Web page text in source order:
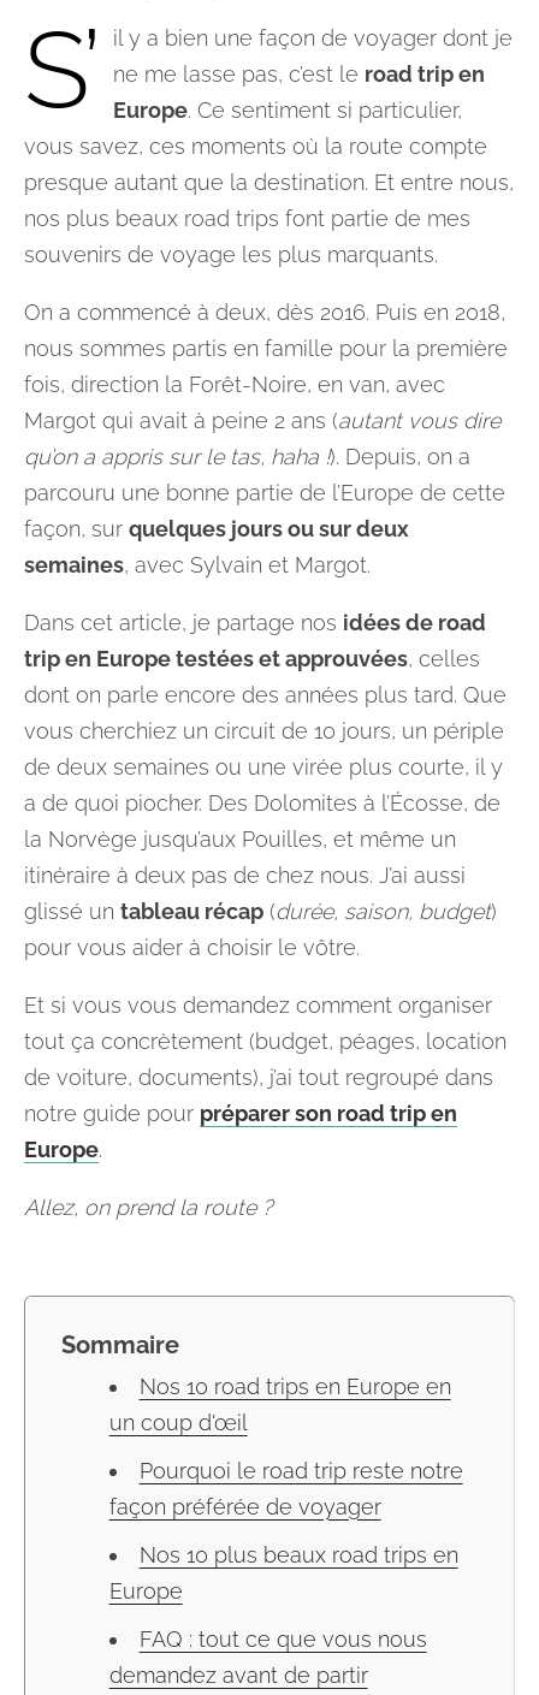
S’
il y a bien une façon de voyager dont je
ne me lasse pas, c’est le road trip en
Europe. Ce sentiment si particulier,
vous savez, ces moments où la route compte
presque autant que la destination. Et entre nous,
nos plus beaux road trips font partie de mes
souvenirs de voyage les plus marquants.
On a commencé à deux, dès 2016. Puis en 2018,
nous sommes partis en famille pour la première
fois, direction la Forêt-Noire, en van, avec
Margot qui avait à peine 2 ans (autant vous dire
qu’on a appris sur le tas, haha !). Depuis, on a
parcouru une bonne partie de l’Europe de cette
façon, sur quelques jours ou sur deux
semaines, avec Sylvain et Margot.
Dans cet article, je partage nos idées de road
trip en Europe testées et approuvées, celles
dont on parle encore des années plus tard. Que
vous cherchiez un circuit de 10 jours, un périple
de deux semaines ou une virée plus courte, il y
a de quoi piocher. Des Dolomites à l’Écosse, de
la Norvège jusqu’aux Pouilles, et même un
itinéraire à deux pas de chez nous. J’ai aussi
glissé un tableau récap (durée, saison, budget)
pour vous aider à choisir le vôtre.
Et si vous vous demandez comment organiser
tout ça concrètement (budget, péages, location
de voiture, documents), j’ai tout regroupé dans
notre guide pour préparer son road trip en
Europe.
Allez, on prend la route ?
Sommaire
Nos 10 road trips en Europe en
un coup d'œil
Pourquoi le road trip reste notre
façon préférée de voyager
Nos 10 plus beaux road trips en
Europe
FAQ : tout ce que vous nous
demandez avant de partir